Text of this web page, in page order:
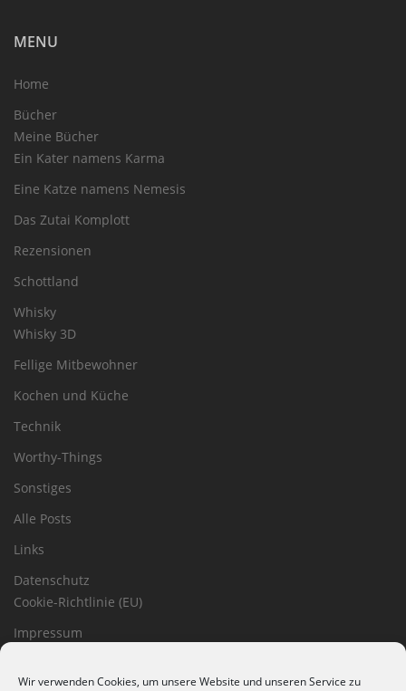
Wir verwenden Cookies, um unsere Website und unseren Service zu
MENU
Home
Bücher
Meine Bücher
Ein Kater namens Karma
Eine Katze namens Nemesis
Das Zutai Komplott
Rezensionen
Schottland
Whisky
Whisky 3D
Fellige Mitbewohner
Kochen und Küche
Technik
Worthy-Things
Sonstiges
Alle Posts
Links
Datenschutz
Cookie-Richtlinie (EU)
Impressum